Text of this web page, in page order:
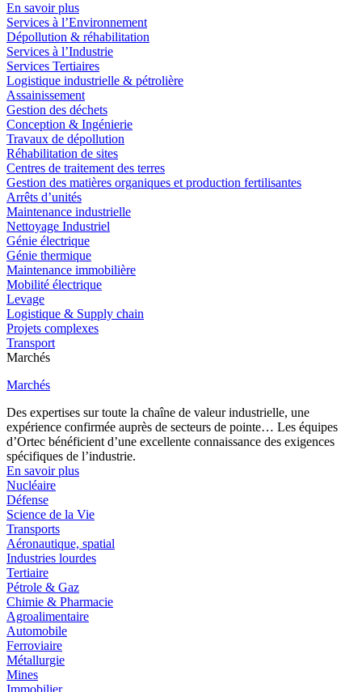
En savoir plus
Services à l’Environnement
Dépollution & réhabilitation
Services à l’Industrie
Services Tertiaires
Logistique industrielle & pétrolière
Assainissement
Gestion des déchets
Conception & Ingénierie
Travaux de dépollution
Réhabilitation de sites
Centres de traitement des terres
Gestion des matières organiques et production fertilisantes
Arrêts d’unités
Maintenance industrielle
Nettoyage Industriel
Génie électrique
Génie thermique
Maintenance immobilière
Mobilité électrique
Levage
Logistique & Supply chain
Projets complexes
Transport
Marchés
Marchés
Des expertises sur toute la chaîne de valeur industrielle, une
expérience confirmée auprès de secteurs de pointe… Les équipes
d’Ortec bénéficient d’une excellente connaissance des exigences
spécifiques de l’industrie.
En savoir plus
Nucléaire
Défense
Science de la Vie
Transports
Aéronautique, spatial
Industries lourdes
Tertiaire
Pétrole & Gaz
Chimie & Pharmacie
Agroalimentaire
Automobile
Ferroviaire
Métallurgie
Mines